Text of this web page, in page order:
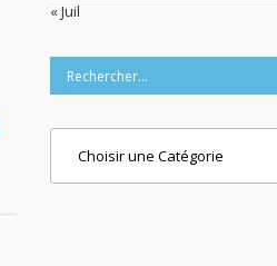
« Juil